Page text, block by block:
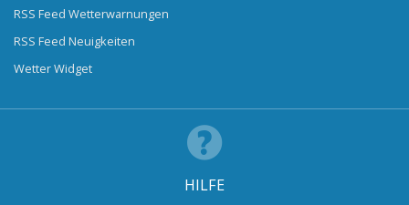
RSS Feed Wetterwarnungen
RSS Feed Neuigkeiten
Wetter Widget
HILFE